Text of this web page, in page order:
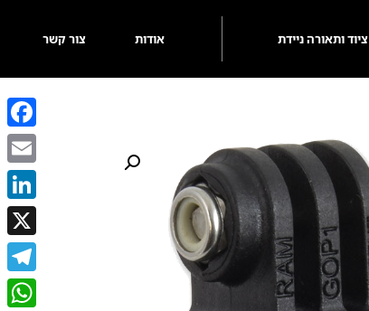
ציוד ותאורה ניידת אודות צור קשר
Email
X